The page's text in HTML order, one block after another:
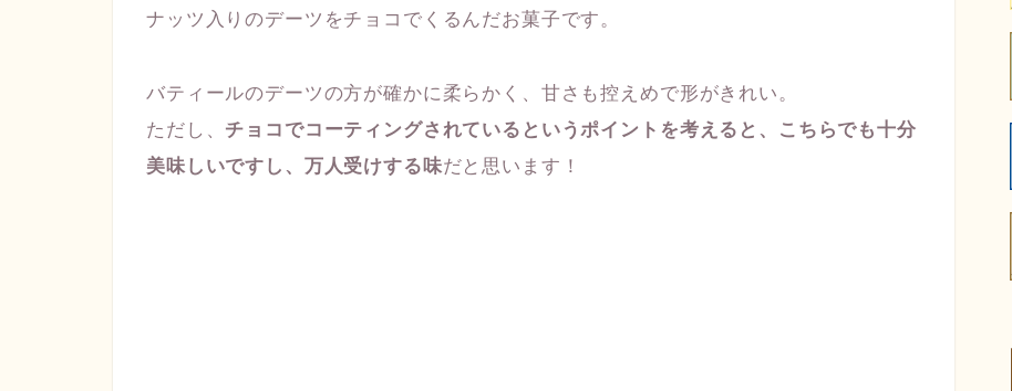
ナッツ入りのデーツをチョコでくるんだお菓子です。
バティールのデーツの方が確かに柔らかく、甘さも控えめで形がきれい。
ただし、 チョコでコーティングされているというポイントを考えると、こちらでも十分
美味しいですし、万人受けする味だと思います！